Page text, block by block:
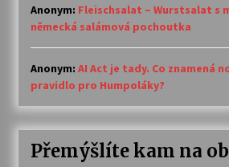
Anonym: Fleischsalat – Wurstsalat s
německá salámová pochoutka
Anonym: AI Act je tady. Co znamená
pravidlo pro Humpoláky?
Přemýšlíte kam na